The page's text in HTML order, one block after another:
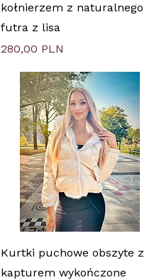
kołnierzem z naturalnego
futra z lisa
Цена
280,00 PLN
Быстрый просмотр
Kurtki puchowe obszyte z
kapturem wykończone